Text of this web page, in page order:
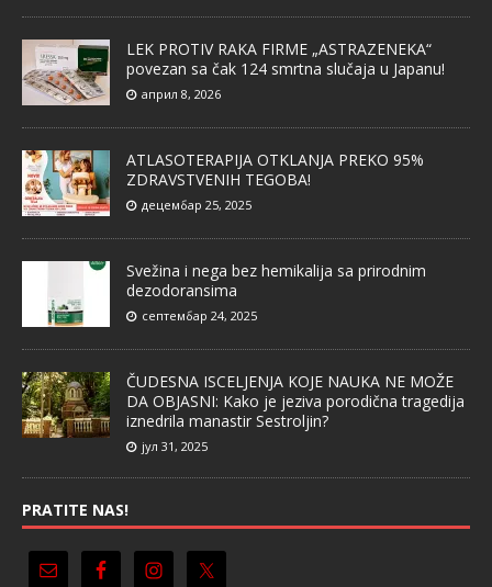
LEK PROTIV RAKA FIRME „ASTRAZENEKA“
povezan sa čak 124 smrtna slučaja u Japanu!
април 8, 2026
ATLASOTERAPIJA OTKLANJA PREKO 95%
ZDRAVSTVENIH TEGOBA!
децембар 25, 2025
Svežina i nega bez hemikalija sa prirodnim
dezodoransima
септембар 24, 2025
ČUDESNA ISCELJENJA KOJE NAUKA NE MOŽE
DA OBJASNI: Kako je jeziva porodična tragedija
iznedrila manastir Sestroljin?
јул 31, 2025
PRATITE NAS!